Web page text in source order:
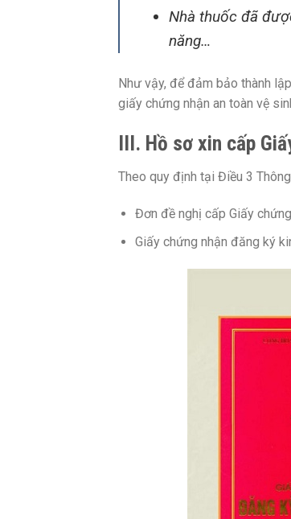
Nhà thuốc đã
năng…
Như vậy, để đảm bảo thành
giấy chứng nhận an toàn vệ
III. Hồ sơ xin cấp
Theo quy định tại Điều 3
Đơn đề nghị cấp Giấy
Giấy chứng nhận đăng ký